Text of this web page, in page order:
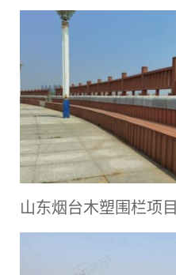
山东烟台木塑围栏项目